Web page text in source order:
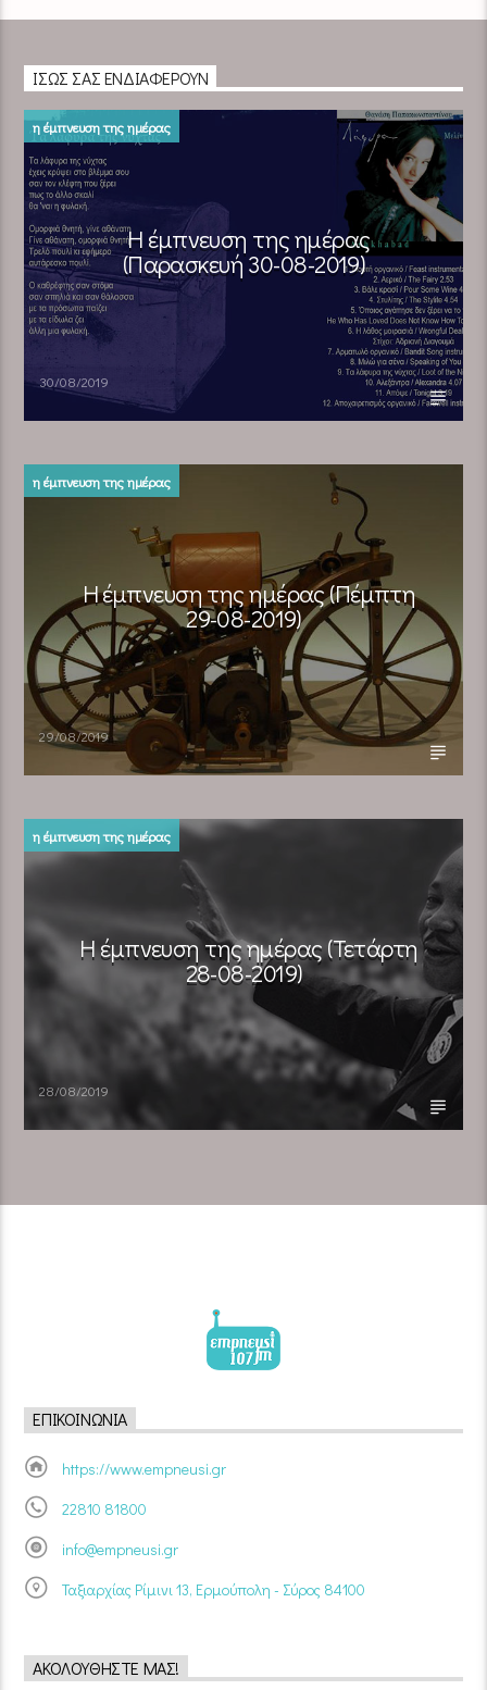
ΊΣΩΣ ΣΑΣ ΕΝΔΙΑΦΈΡΟΥΝ
η έμπνευση της ημέρας
Η έμπνευση της ημέρας
(Παρασκευή 30-08-2019)
30/08/2019
η έμπνευση της ημέρας
Η έμπνευση της ημέρας (Πέμπτη
29-08-2019)
29/08/2019
η έμπνευση της ημέρας
Η έμπνευση της ημέρας (Τετάρτη
28-08-2019)
28/08/2019
ΕΠΙΚΟΙΝΩΝΊΑ
https://www.empneusi.gr
22810 81800
info@empneusi.gr
Ταξιαρχίας Ρίμινι 13, Ερμούπολη - Σύρος 84100
ΑΚΟΛΟΥΘΉΣΤΕ ΜΑΣ!